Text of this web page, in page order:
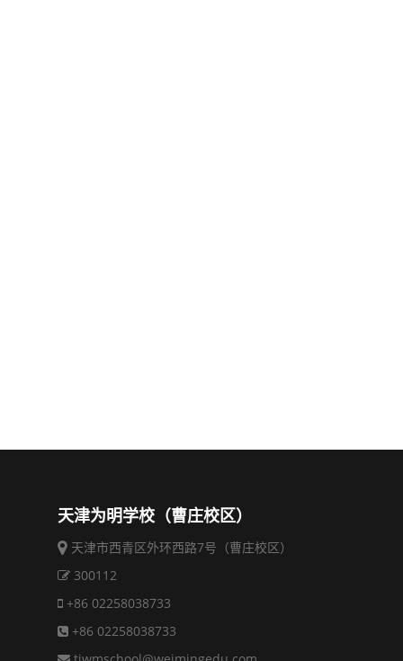
天津为明学校（曹庄校区）
天津市西青区外环西路7号（曹庄校区）
300112
+86 02258038733
+86 02258038733